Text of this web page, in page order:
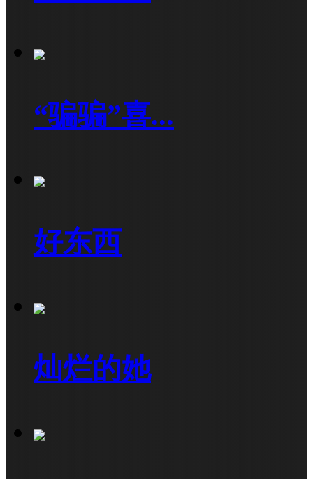
“骗骗”喜...
好东西
灿烂的她